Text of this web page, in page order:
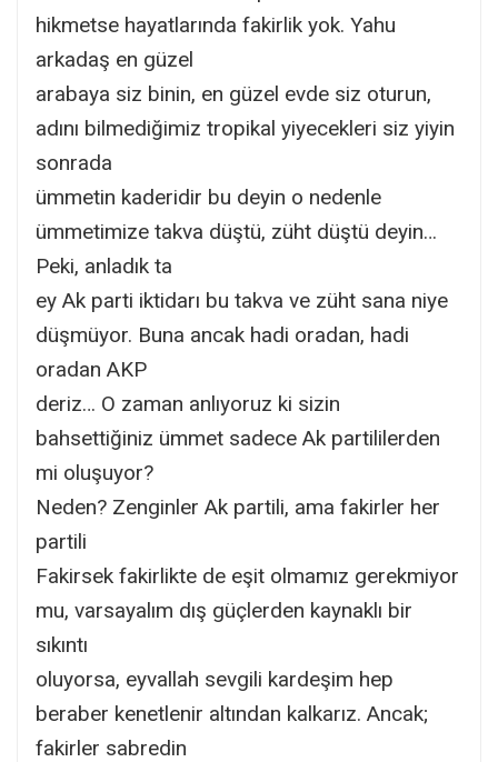
hikmetse hayatlarında fakirlik yok. Yahu
arkadaş en güzel
arabaya siz binin, en güzel evde siz oturun,
adını bilmediğimiz tropikal yiyecekleri siz yiyin
sonrada
ümmetin kaderidir bu deyin o nedenle
ümmetimize takva düştü, züht düştü deyin…
Peki, anladık ta
ey Ak parti iktidarı bu takva ve züht sana niye
düşmüyor. Buna ancak hadi oradan, hadi
oradan AKP
deriz… O zaman anlıyoruz ki sizin
bahsettiğiniz ümmet sadece Ak partililerden
mi oluşuyor?
Neden? Zenginler Ak partili, ama fakirler her
partili
Fakirsek fakirlikte de eşit olmamız gerekmiyor
mu, varsayalım dış güçlerden kaynaklı bir
sıkıntı
oluyorsa, eyvallah sevgili kardeşim hep
beraber kenetlenir altından kalkarız. Ancak;
fakirler sabredin